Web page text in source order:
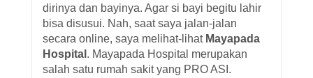
dirinya dan bayinya. Agar si bayi begitu lahir
bisa disusui. Nah, saat saya jalan-jalan
secara online, saya melihat-lihat Mayapada
Hospital . Mayapada Hospital merupakan
salah satu rumah sakit yang PRO ASI.